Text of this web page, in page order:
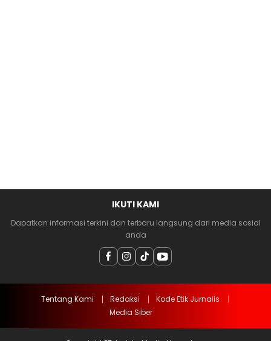
IKUTI KAMI
Dapatkan informasi terkini dan terbaru langsung dari media sosial
anda
Tentang Kami Redaksi
Kode Etik Jurnalis
Media Siber